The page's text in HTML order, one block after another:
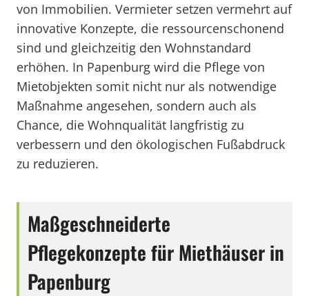
von Immobilien. Vermieter setzen vermehrt auf
innovative Konzepte, die ressourcenschonend
sind und gleichzeitig den Wohnstandard
erhöhen. In Papenburg wird die Pflege von
Mietobjekten somit nicht nur als notwendige
Maßnahme angesehen, sondern auch als
Chance, die Wohnqualität langfristig zu
verbessern und den ökologischen Fußabdruck
zu reduzieren.
Maßgeschneiderte
Pflegekonzepte für Miethäuser in
Papenburg